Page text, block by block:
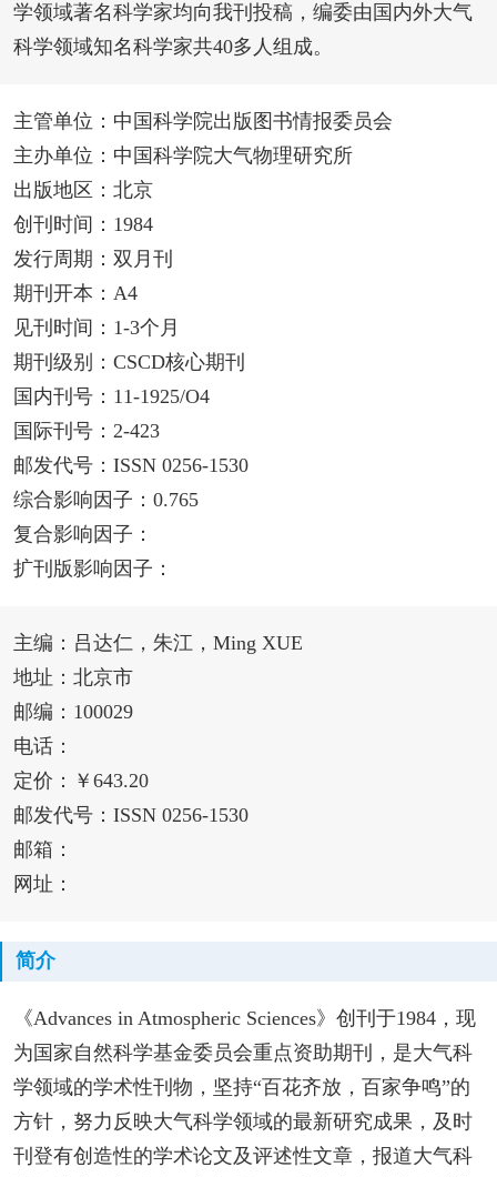
学领域著名科学家均向我刊投稿，编委由国内外大气
科学领域知名科学家共40多人组成。
主管单位：中国科学院出版图书情报委员会
主办单位：中国科学院大气物理研究所
出版地区：北京
创刊时间：1984
发行周期：双月刊
期刊开本：A4
见刊时间：1-3个月
期刊级别：CSCD核心期刊
国内刊号：11-1925/O4
国际刊号：2-423
邮发代号：ISSN 0256-1530
综合影响因子：0.765
复合影响因子：
扩刊版影响因子：
主编：吕达仁，朱江，Ming XUE
地址：北京市
邮编：100029
电话：
定价：￥643.20
邮发代号：ISSN 0256-1530
邮箱：
网址：
简介
《Advances in Atmospheric Sciences》创刊于1984，现
为国家自然科学基金委员会重点资助期刊，是大气科
学领域的学术性刊物，坚持“百花齐放，百家争鸣”的
方针，努力反映大气科学领域的最新研究成果，及时
刊登有创造性的学术论文及评述性文章，报道大气科